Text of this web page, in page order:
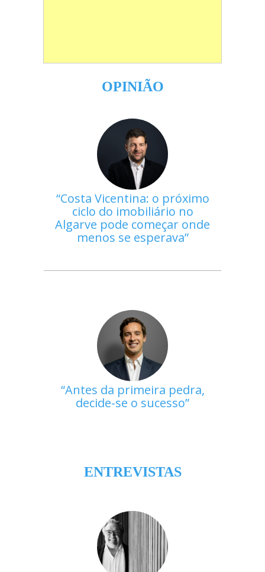
OPINIÃO
Costa Vicentina: o próximo
ciclo do imobiliário no
Algarve pode começar onde
menos se esperava
Antes da primeira pedra,
decide-se o sucesso
ENTREVISTAS